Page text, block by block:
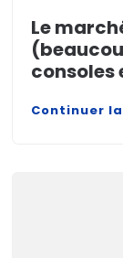
Le
consoles
Continuer